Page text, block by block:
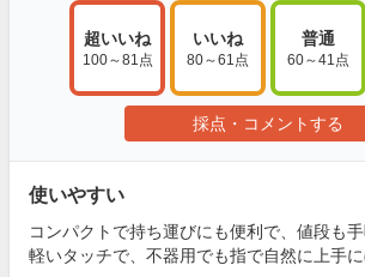
超いいね
100～81点
いいね
80～61点
普通
60～41点
採点・コメントする
使いやすい
コンパクトで持ち運びにも便利で、値段も手
軽いタッチで、不器用でも指で自然に上手に